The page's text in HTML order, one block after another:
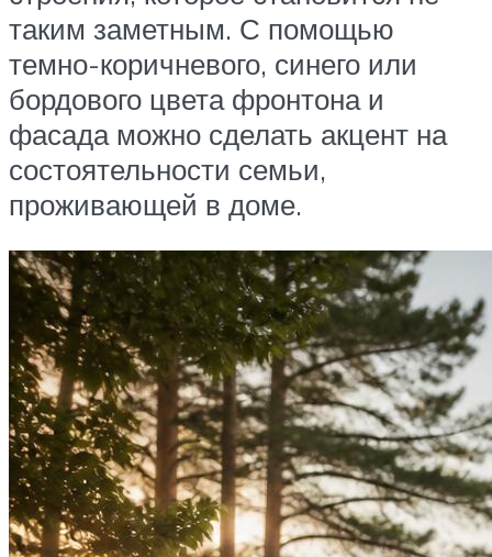
таким заметным. С помощью
темно-коричневого, синего или
бордового цвета фронтона и
фасада можно сделать акцент на
состоятельности семьи,
проживающей в доме.